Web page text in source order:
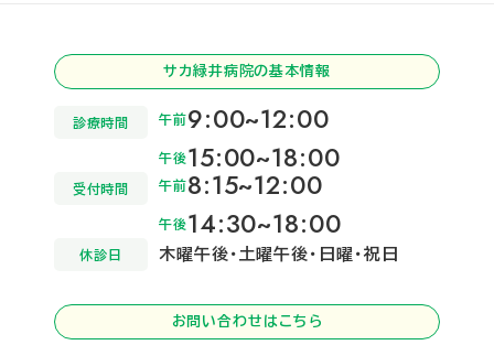
サカ緑井病院の基本情報
診療時間 午前9:00~12:00
午後15:00~18:00
受付時間 午前8:15~12:00
午後14:30~18:00
休診日 木曜午後・土曜午後・日曜・祝日
お問い合わせはこちら